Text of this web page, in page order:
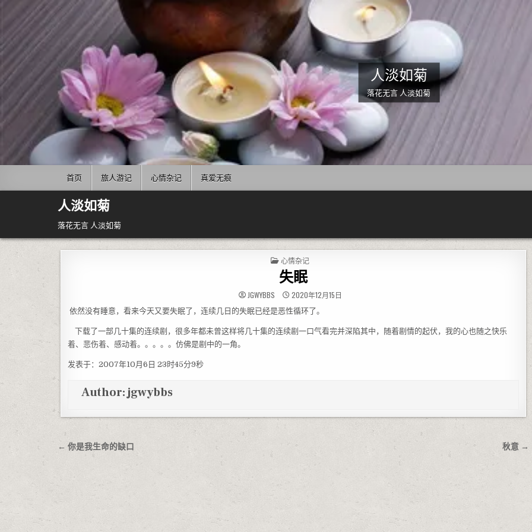
Skip to content
人淡如菊
落花无言 人淡如菊
首页 旅人游记 心情杂记 真爱无痕
人淡如菊
落花无言 人淡如菊
POSTED IN
心情杂记
失眠
JGWYBBS 2020年12月15日
依然没有睡意，看来今天又要失眠了，连续几日的失眠已经是恶性循环了。
下载了一部几十集的连续剧，很多年都未曾这样将几十集的连续剧一口气看完并深陷其中，随着剧情的起伏，我的心也随之快乐
着、悲伤着、感动着。。。。。仿佛是剧中的一角。
发表于：2007年10月6日 23时45分9秒
Author:jgwybbs
文章导航 秋意 →
← 你是我生命的缺口